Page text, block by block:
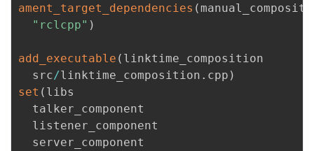
ament_target_dependencies (
"rclcpp" )
add_executable ( linktime_composition
  src
/linktime_composition . cpp )
set ( libs
  talker_component
  listener_component
  server_component